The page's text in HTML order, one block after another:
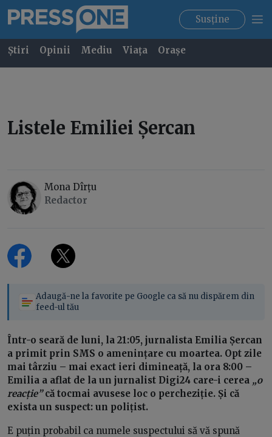
Susține
Știri Opinii Mediu Viața Orașe
Listele Emiliei Șercan
Mona Dîrțu
Redactor
Adaugă-ne la favorite pe Google ca să nu dispărem din
feed-ul tău
Într-o seară de luni, la 21:05, jurnalista Emilia Șercan
a primit prin SMS o amenințare cu moartea. Opt zile
mai târziu – mai exact ieri dimineață, la ora 8:00 –
Emilia a aflat de la un jurnalist Digi24 care-i cerea „o
reacție”că tocmai avusese loc o percheziție. Și că
exista un suspect: un polițist.
E puțin probabil ca numele suspectului să vă spună